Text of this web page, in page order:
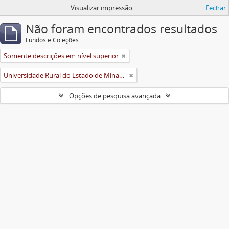
Visualizar impressão Fechar
Não foram encontrados resultados
Fundos e Coleções
Somente descrições em nível superior
Universidade Rural do Estado de Minas Gerais (Uremg)
Opções de pesquisa avançada